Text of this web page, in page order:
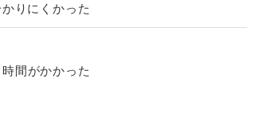
りにくかった
時間がかかった